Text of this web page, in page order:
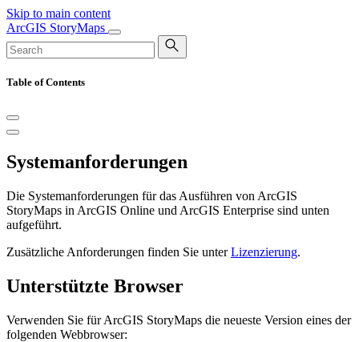
Skip to main content
ArcGIS StoryMaps
Table of Contents
Systemanforderungen
Die Systemanforderungen für das Ausführen von ArcGIS
StoryMaps in ArcGIS Online und ArcGIS Enterprise sind unten
aufgeführt.
Zusätzliche Anforderungen finden Sie unterLizenzierung.
Unterstützte Browser
Verwenden Sie für ArcGIS StoryMaps die neueste Version eines der
folgenden Webbrowser: